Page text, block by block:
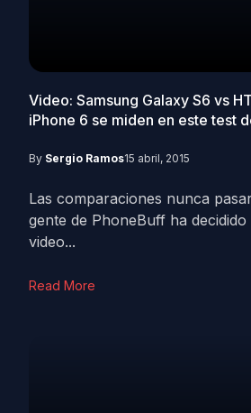
Video: Samsung Galaxy S6 vs
iPhone 6 se miden en este test
By Sergio Ramos15 abril, 2015
Las comparaciones nunca
gente de PhoneBuff ha
video...
Read More